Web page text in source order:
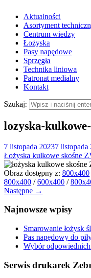
Aktualności
Asortyment
Centrum wiedzy
Łożyska
Pasy napędowe
Sprzęgła
Technika liniowa
Patronat medialny
Kontakt
Szukaj:
lozyska-
7 listopada 20237 listopada
Łożyska kulkowe skośne
Obraz dostępny z: 800x400
800x400 /600x400 /
Następne →
Najnowsze wpisy
Smarowanie łożysk
Pas napędowy do
Wybór
Serwis drukarek